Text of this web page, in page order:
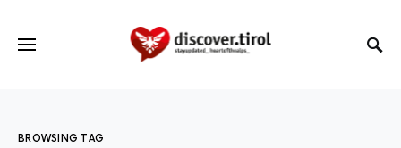
BROWSING TAG